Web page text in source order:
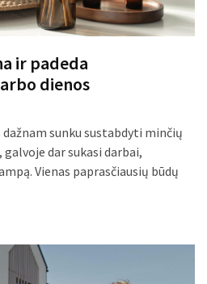
ir padeda
dienos
sunku sustabdyti minčių
dar sukasi darbai,
Vienas paprasčiausių būdų